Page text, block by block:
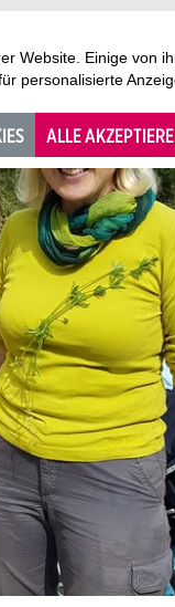
Website. Einige
personalisierte
ALLE